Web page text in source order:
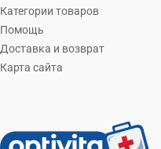
Категории товаров
Помощь
Доставка и возврат
Карта сайта